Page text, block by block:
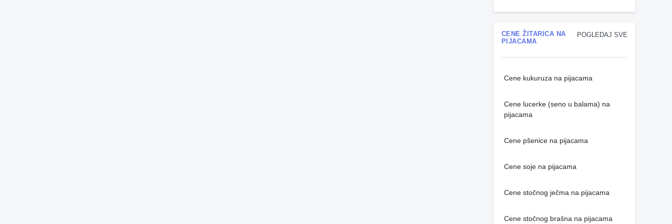
POGLEDAJ SVE
CENE ŽITARICA NA
PIJACAMA
Cene kukuruza na pijacama
Cene lucerke (seno u balama) na
pijacama
Cene pšenice na pijacama
Cene soje na pijacama
Cene stočnog ječma na pijacama
Cene stočnog brašna na pijacama